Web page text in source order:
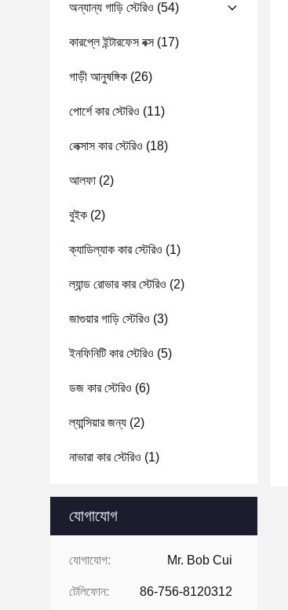
অন্যান্য গাড়ি স্টেরিও (54)
কারপ্লে ইন্টারফেস বক্স(17)
গাড়ী আনুষঙ্গিক (26)
পোর্শে কার স্টেরিও (11)
লেক্সাস কার স্টেরিও (18)
আলফা (2)
বুইক (2)
ক্যাডিল্যাক কার স্টেরিও (1)
ল্যান্ড রোভার কার স্টেরিও (2)
জাগুয়ার গাড়ি স্টেরিও (3)
ইনফিনিটি কার স্টেরিও (5)
ডজ কার স্টেরিও (6)
ল্যান্সিয়ার জন্য (2)
নাভারা কার স্টেরিও (1)
যোগাযোগ
যোগাযোগ: Mr. Bob Cui
টেলিফোন: 86-756-8120312